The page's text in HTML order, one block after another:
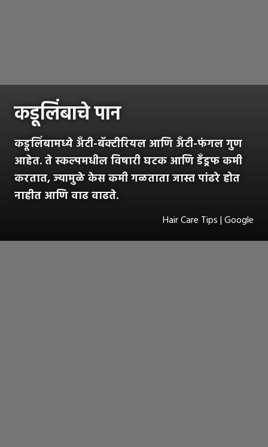
कडूलिंबाचे पान
कडूलिंबामध्ये अँटी-बॅक्टीरियल आणि अँटी-फंगल गुण
आहेत. ते स्कल्पमधील विषारी घटक आणि डँड्रफ कमी
करतात, ज्यामुळे केस कमी गळताता जास्त पांढरे होत
नाहीत आणि वाढ वाढते.
Hair Care Tips | Google